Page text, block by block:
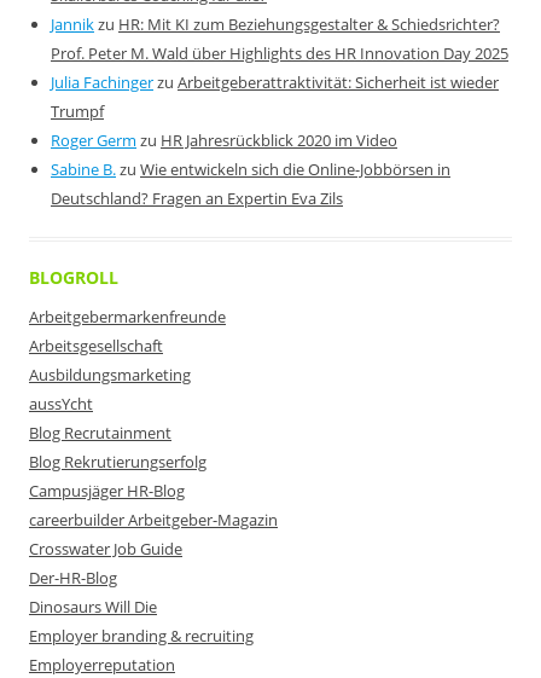
Jannikzu HR: Mit KI zum Beziehungsgestalter & Schiedsrichter?
Prof. Peter M. Wald über Highlights des HR Innovation Day 2025
Julia Fachingerzu Arbeitgeberattraktivität: Sicherheit ist wieder
Trumpf
Roger Germ zu HR Jahresrückblick 2020 im Video
Sabine B.zu Wie entwickeln sich die Online-Jobbörsen in
Deutschland? Fragen an Expertin Eva Zils
BLOGROLL
Arbeitgebermarkenfreunde
Arbeitsgesellschaft
Ausbildungsmarketing
aussYcht
Blog Recrutainment
Blog Rekrutierungserfolg
Campusjäger HR-Blog
careerbuilder Arbeitgeber-Magazin
Crosswater Job Guide
Der-HR-Blog
Dinosaurs Will Die
Employer branding & recruiting
Employerreputation